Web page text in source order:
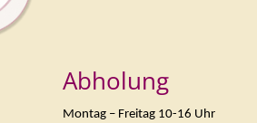
Abholung
Montag – Freitag 10-16 Uhr